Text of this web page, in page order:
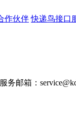
作伙伴 快递鸟接口
服务邮箱：